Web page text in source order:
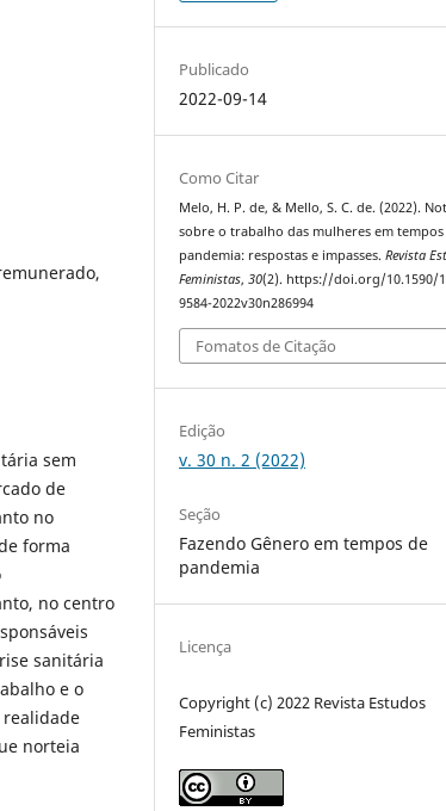
sem
de
no
forma
no centro
sanitária
e o
realidade
norteia
Publicado
2022-09-14
Como Citar
Melo, H. P. de, & Mello, S. C. de. (2022).
sobre o trabalho das mulheres em tempos
pandemia: respostas e impasses.Revista
Feministas,30(2). https://doi.org/10.1590/
9584-2022v30n286994
Fomatos de Citação
Edição
v. 30 n. 2 (2022)
Seção
Fazendo Gênero em tempos de
pandemia
Licença
Copyright (c) 2022 Revista Estudos
Feministas